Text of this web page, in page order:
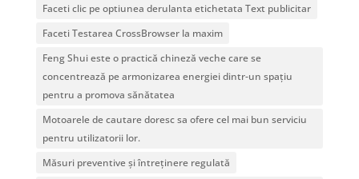
Faceti clic pe optiunea derulanta etichetata Text publicitar
Faceti Testarea CrossBrowser la maxim
Feng Shui este o practică chineză veche care se
concentrează pe armonizarea energiei dintr-un spațiu
pentru a promova sănătatea
Motoarele de cautare doresc sa ofere cel mai bun serviciu
pentru utilizatorii lor.
Măsuri preventive și întreținere regulată